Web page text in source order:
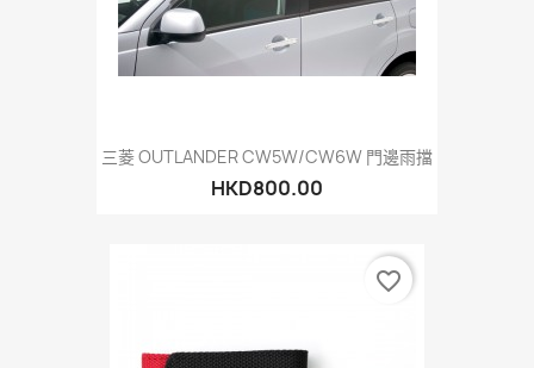
三菱 OUTLANDER CW5W/CW6W 門邊雨擋
HKD800.00
favorite_border